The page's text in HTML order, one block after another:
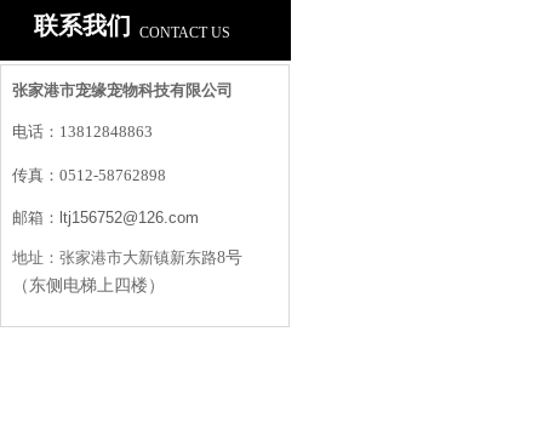
联系我们 CONTACT US
张家港市宠缘宠物科技有限公司
电话： 13812848863
传真： 0512-58762898
邮箱： ltj156752@126.com
地址： 张家港市大新镇新东路8号
（东侧电梯上四楼）